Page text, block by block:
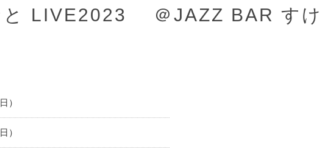
と LIVE2023 ＠JAZZ BAR すけ
）
）